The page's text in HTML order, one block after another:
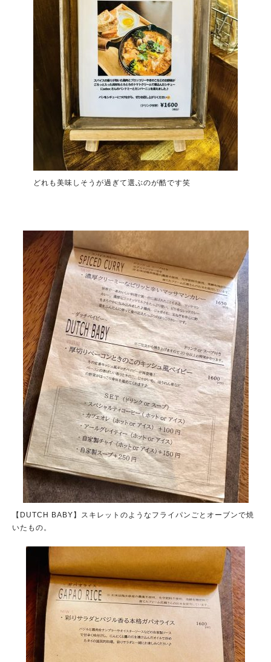
どれも美味しそうが過ぎて選ぶのが酷です笑
【DUTCH BABY】スキレットのようなフライパンごとオーブンで焼
いたもの。